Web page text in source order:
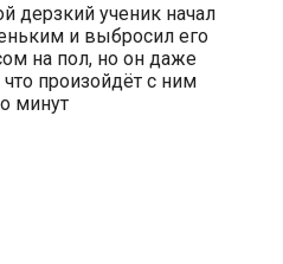
дерзкий ученик начал
и выбросил его
на пол, но он даже
произойдёт с ним
минут